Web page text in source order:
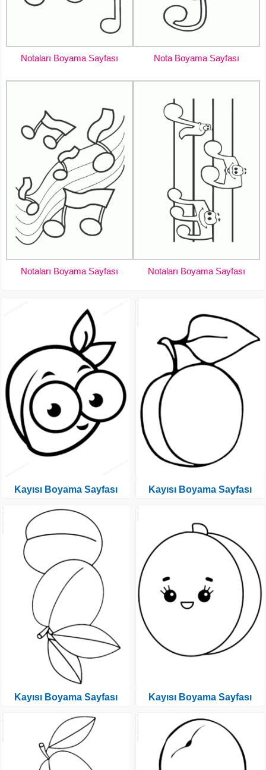
Notaları Boyama Sayfası Nota Boyama Sayfası
Notaları Boyama Sayfası Notaları Boyama Sayfası
Kayısı Boyama Sayfası
Kayısı Boyama Sayfası
Kayısı Boyama Sayfası
Kayısı Boyama Sayfası